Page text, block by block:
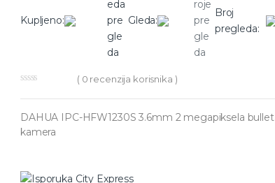
Kupljeno: Gleda:
Broj
pregleda:
( 0 recenzija korisnika )
DAHUA IPC-HFW1230S 3.6mm 2 megapiksela bullet
kamera